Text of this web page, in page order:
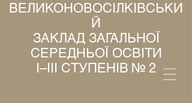
ВЕЛИКОНОВОСІЛКІВСЬКИ
Й
ЗАКЛАД ЗАГАЛЬНОЇ
СЕРЕДНЬОЇ ОСВІТИ
І–ІІІ СТУПЕНІВ № 2